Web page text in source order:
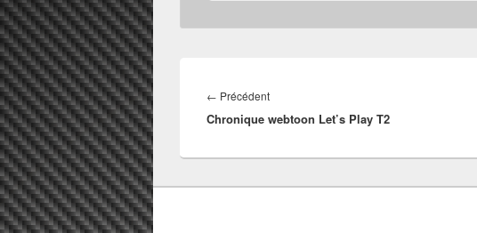
de
l’article
← PrécédentArticle
précédent :
Chronique webtoon Let’s Play T2